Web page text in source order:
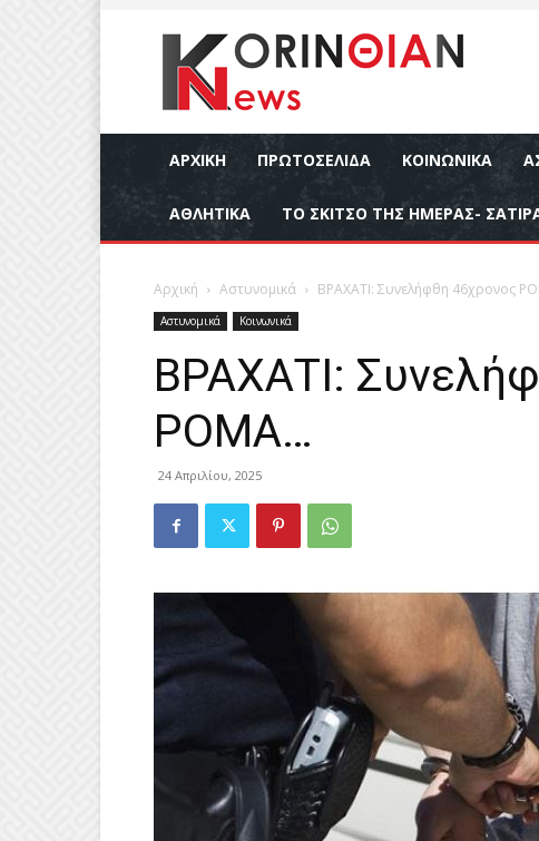
ΑΡΧΙΚΉ ΠΡΩΤΟΣΕΛΙΔΑ ΚΟΙΝΩΝΙΚΆ
ΑΘΛΗΤΙΚΆ ΤΟ ΣΚΙΤΣΟ ΤΗΣ ΗΜΕΡΑΣ-
Αρχική Αστυνομικά ΒΡΑΧΑΤΙ: Συνελήφθη 46χρονος
Αστυνομικά Κοινωνικά
ΒΡΑΧΑΤΙ:
ΡΟΜΑ…
24 Απριλίου, 2025